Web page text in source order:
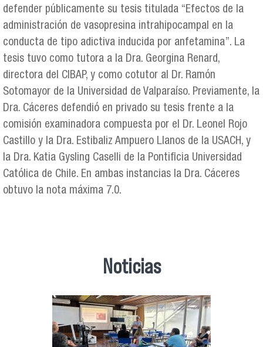
defender públicamente su tesis titulada “Efectos de la
administración de vasopresina intrahipocampal en la
conducta de tipo adictiva inducida por anfetamina”. La
tesis tuvo como tutora a la Dra. Georgina Renard,
directora del CIBAP, y como cotutor al Dr. Ramón
Sotomayor de la Universidad de Valparaíso. Previamente, la
Dra. Cáceres defendió en privado su tesis frente a la
comisión examinadora compuesta por el Dr. Leonel Rojo
Castillo y la Dra. Estibaliz Ampuero Llanos de la USACH, y
la Dra. Katia Gysling Caselli de la Pontificia Universidad
Católica de Chile. En ambas instancias la Dra. Cáceres
obtuvo la nota máxima 7.0.
Noticias